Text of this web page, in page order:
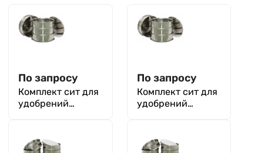
По запросу
Комплект сит для
удобрений
По запросу
Комплект сит для
удобрений
2019